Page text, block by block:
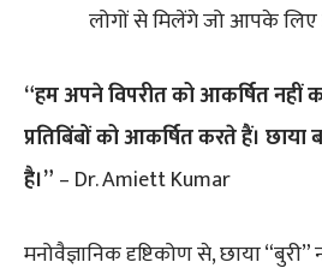
लोगों से मिलेंगे जो आपके लिए
“हम अपने विपरीत को आकर्षित
प्रतिबिंबों को आकर्षित करते हैं।
है।” – Dr. Amiett Kumar
मनोवैज्ञानिक दृष्टिकोण से, छाया